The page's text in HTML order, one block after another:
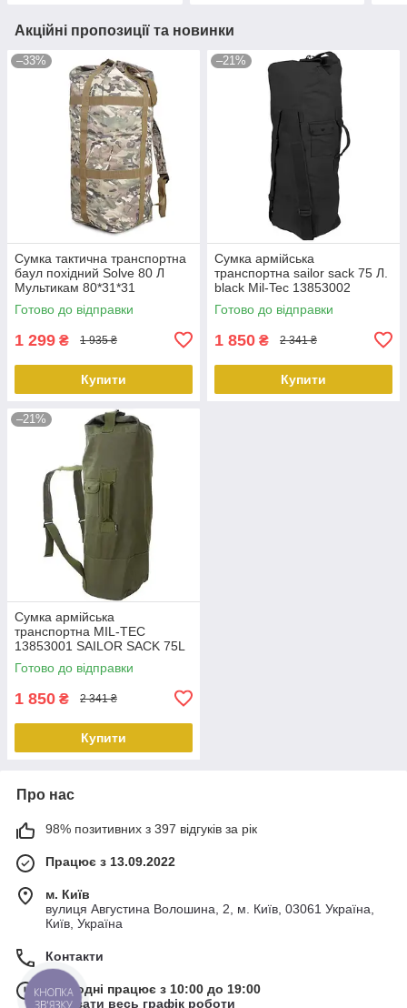
Акційні пропозиції та новинки
–33%
Сумка тактична транспортна
баул похідний Solve 80 Л
Мультикам 80*31*31
KT6002406 peremogaua
Готово до відправки
1 299 ₴ 1 935 ₴
Купити
–21%
Сумка армійська
транспортна sailor sack 75 Л.
black Mil-Tec 13853002
Готово до відправки
1 850 ₴ 2 341 ₴
Купити
–21%
Сумка армійська
транспортна MIL-TEC
13853001 SAILOR SACK 75L
Olive, PeremogaUA
Готово до відправки
1 850 ₴ 2 341 ₴
Купити
Про нас
98% позитивних з 397 відгуків за рік
Працює з 13.09.2022
м. Київ
вулиця Августина Волошина, 2, м. Київ, 03061 Україна,
Київ, Україна
Контакти
Сьогодні працює з 10:00 до 19:00
Показати весь графік роботи
КНОПКА
ЗВ'ЯЗКУ